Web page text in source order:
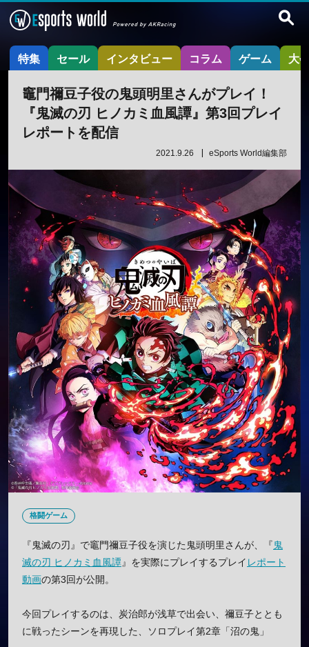
特集 セール インタビュー コラム ゲーム 大
竈門禰豆子役の鬼頭明里さんがプレイ！
『鬼滅の刃 ヒノカミ血風譚』第3回プレイ
レポートを配信
2021.9.26 eSports World編集部
格闘ゲーム
『鬼滅の刃』で竈門禰豆子役を演じた鬼頭明里さんが、『鬼
滅の刃 ヒノカミ血風譚』を実際にプレイするプレイ レポート
動画の第3回が公開。
今回プレイするのは、炭治郎が浅草で出会い、禰豆子ととも
に戦ったシーンを再現した、ソロプレイ第2章「沼の鬼」